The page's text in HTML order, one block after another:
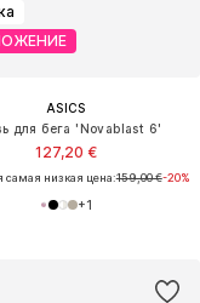
ASICS
для бега 'Novablast 6'
127,20 €
самая низкая цена:159,00 €-20%
+1